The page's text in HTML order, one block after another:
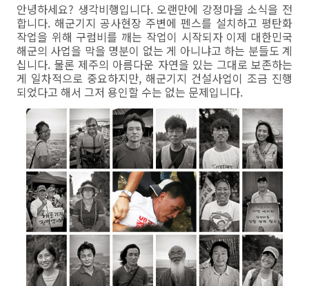
안녕하세요? 생각비행입니다. 오랜만에 강정마을 소식을 전
합니다. 해군기지 공사현장 주변에 펜스를 설치하고 평탄화
작업을 위해 구럼비를 깨는 작업이 시작되자 이제 대한민국
해군의 사업을 막을 명분이 없는 게 아니냐고 하는 분들도 계
십니다. 물론 제주의 아름다운 자연을 있는 그대로 보존하는
게 일차적으로 중요하지만, 해군기지 건설사업이 조금 진행
되었다고 해서 그저 용인할 수는 없는 문제입니다.